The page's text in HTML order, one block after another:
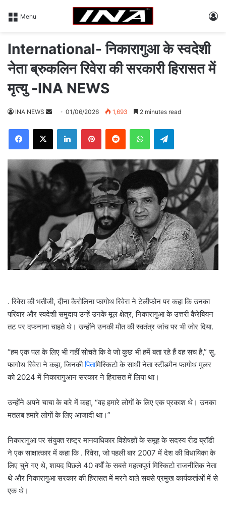
Menu
International- निकारागुआ के स्वदेशी
नेता ब्रुकलिन रिवेरा की सरकारी हिरासत में
मृत्यु -INA NEWS
INA NEWS
d
a
m
l
01/06/2026 1,693 2 minutes read
. रिवेरा की भतीजी, दीना कैरोलिना फागोथ रिवेरा ने टेलीफोन पर कहा कि उनका
परिवार और स्वदेशी समुदाय उन्हें उनके मूल क्षेत्र, निकारागुआ के उत्तरी कैरेबियन
तट पर दफनाना चाहते थे। उन्होंने उनकी मौत की स्वतंत्र जांच पर भी जोर दिया.
“हम एक पल के लिए भी नहीं सोचते कि वे जो कुछ भी हमें बता रहे हैं वह सच है,” सु.
फागोथ रिवेरा ने कहा, जिनकीपितामिस्किटो के साथी नेता स्टीडमैन फागोथ मुलर
को 2024 में निकारागुआन सरकार ने हिरासत में लिया था।
उन्होंने अपने चाचा के बारे में कहा, “वह हमारे लोगों के लिए एक प्रकाश थे। उनका
मतलब हमारे लोगों के लिए आजादी था।”
निकारागुआ पर संयुक्त राष्ट्र मानवाधिकार विशेषज्ञों के समूह के सदस्य रीड ब्रॉडी
ने एक साक्षात्कार में कहा कि . रिवेरा, जो पहली बार 2007 में देश की विधायिका के
लिए चुने गए थे, शायद पिछले 40 वर्षों के सबसे महत्वपूर्ण मिस्किटो राजनीतिक नेता
थे और निकारागुआ सरकार की हिरासत में मरने वाले सबसे प्रमुख कार्यकर्ताओं में से
एक थे।